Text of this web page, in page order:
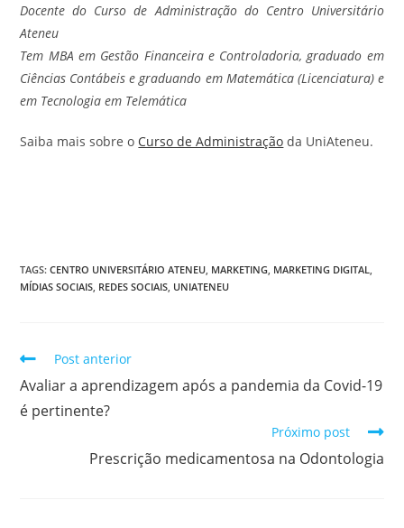
Docente do Curso de Administração do Centro Universitário
Ateneu
Tem MBA em Gestão Financeira e Controladoria, graduado em
Ciências Contábeis e graduando em Matemática (Licenciatura) e
em Tecnologia em Telemática
Saiba mais sobre o Curso de Administração da UniAteneu.
TAGS:CENTRO UNIVERSITÁRIO ATENEU MARKETING MARKETING DIGITAL
MÍDIAS SOCIAIS REDES SOCIAIS UNIATENEU
Post anterior
Avaliar a aprendizagem após a pandemia da Covid-19
é pertinente?
Próximo post
Prescrição medicamentosa na Odontologia